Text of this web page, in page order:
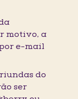
motivo, a
e-mail
do
ser